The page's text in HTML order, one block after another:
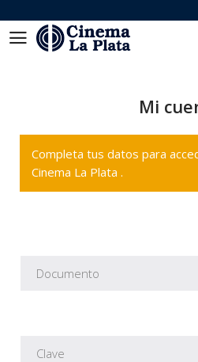
Mi
Completa tus datos para
Cinema La Plata .